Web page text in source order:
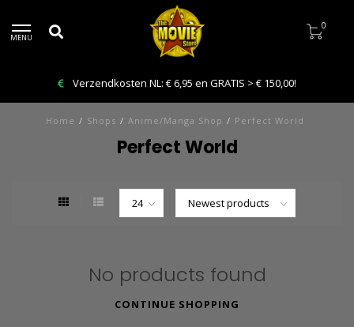
MENU
0
Verzendkosten NL: € 6,95 en GRATIS > € 150,00!
Home / Shops / Anime/Manga Shop / Perfect World
Perfect World
No products found
CONTINUE SHOPPING